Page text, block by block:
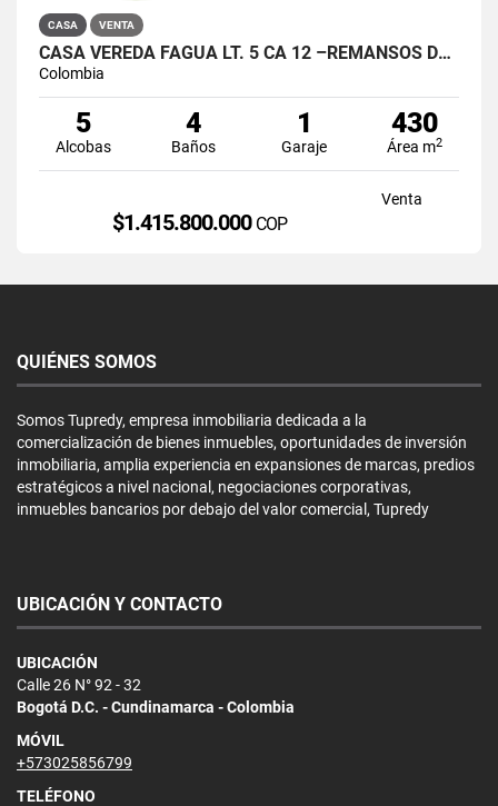
CASA VENTA
CASA VEREDA FAGUA LT. 5 CA 12 –REMANSOS DE SIATA CHIA
Colombia
5
Alcobas
4
Baños
1
Garaje
430
Área m2
Venta
$1.415.800.000 COP
QUIÉNES SOMOS
Somos Tupredy, empresa inmobiliaria dedicada a la
comercialización de bienes inmuebles, oportunidades de inversión
inmobiliaria, amplia experiencia en expansiones de marcas, predios
estratégicos a nivel nacional, negociaciones corporativas,
inmuebles bancarios por debajo del valor comercial, Tupredy
UBICACIÓN Y CONTACTO
UBICACIÓN
Calle 26 N° 92 - 32
Bogotá D.C. - Cundinamarca - Colombia
MÓVIL
+573025856799
TELÉFONO